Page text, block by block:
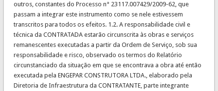
outros, constantes do Processo n° 23117.007429/2009-62, que
passam a integrar este instrumento como se nele estivessem
transcritos para todos os efeitos. 1.2. A responsabilidade civil e
técnica da CONTRATADA estarão circunscrita às obras e serviços
remanescentes executadas a partir da Ordem de Serviço, sob sua
responsabilidade e risco, observado os termos do Relatório
circunstanciado da situação em que se encontrava a obra até então
executada pela ENGEPAR CONSTRUTORA LTDA., elaborado pela
Diretoria de Infraestrutura da CONTRATANTE, parte integrante